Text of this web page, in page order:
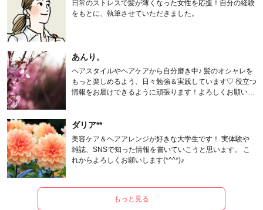
日常のストレスで髪が薄くなった女性を応援！自分の経験
をもとに、執筆させていただきました。
あんり。
ヘアスタイルやヘアケアから自分磨き中♪ 髪のオシャレを
もっと楽しめるよう、日々勉強＆実践しています♡ 役立つ
情報をお届けできるように頑張ります！よろしくお願いし
ダリア**
美容ケア＆ヘアアレンジが好きな大学生です！ 実体験や
雑誌、SNSで知った情報を書いていこうと思います。 こ
れからよろしくお願いします(*^^*)♪
もっと見る